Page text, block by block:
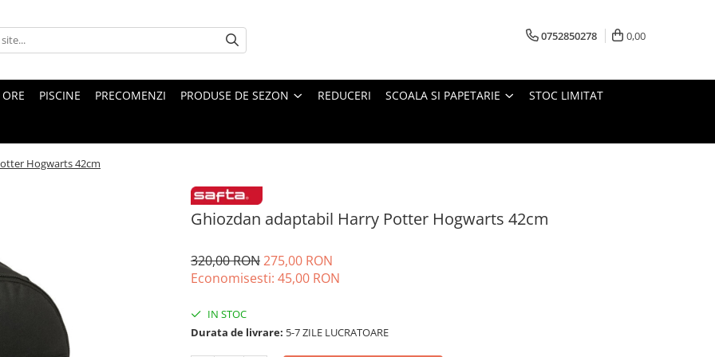
0752850278 0,00
PISCINE PRECOMENZI PRODUSE DE SEZON REDUCERI SCOALA SI PAPETARIE STOC LIMITAT
Hogwarts 42cm
Ghiozdan adaptabil Harry Potter Hogwarts 42cm
320,00 RON275,00 RON
Economisesti: 45,00 RON
IN STOC
Durata de livrare: 5-7 ZILE LUCRATOARE